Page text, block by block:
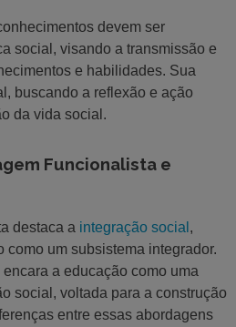
devem ser
social, visando a transmissão e
e habilidades. Sua
buscando a reflexão e ação
da vida social.
Funcionalista e
destaca a integração social ,
um subsistema integrador.
a educação como uma
social, voltada para a construção
entre essas abordagens